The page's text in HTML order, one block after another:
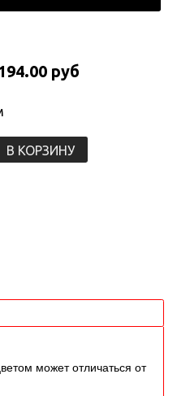
руб
В КОРЗИНУ
может отличаться от